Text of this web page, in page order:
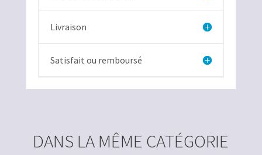
Livraison
Satisfait ou remboursé
DANS LA MÊME CATÉGORIE